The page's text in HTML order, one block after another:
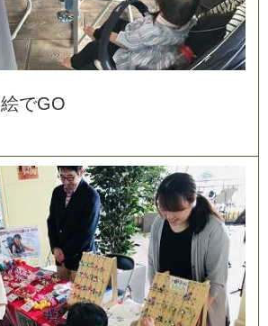
絵でGO